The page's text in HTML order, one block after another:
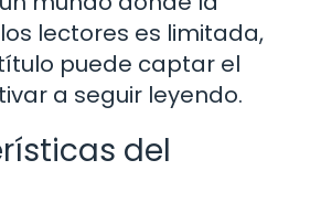
lectores es limitada,
puede captar el
a seguir leyendo.
del